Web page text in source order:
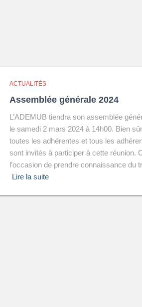
ACTUALITÉS
Assemblée générale 2024
L’ADEMUB tiendra son assemblée
le samedi 2 mars 2024 à 14h00. Bien
toutes les adhérentes et tous les
sont invités à participer à cette réunion.
l’occasion de prendre connaissance du
Lire la suite